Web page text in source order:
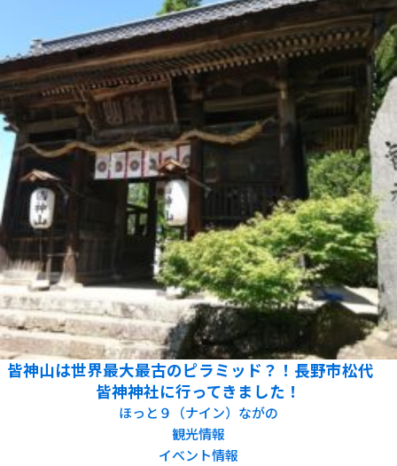
皆神山は世界最大最古のピラミッド？！長野市松代
皆神神社に行ってきました！
ほっと９（ナイン）ながの
観光情報
イベント情報